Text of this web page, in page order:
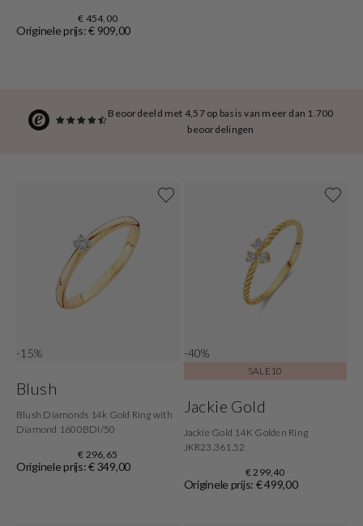
Beoordeeld met 4,57 op basis van meer dan 1.700
beoordelingen
€ 454,00
Originele prijs: € 909,00
-15%
Blush
Blush Diamonds 14k Gold Ring with
Diamond 1600BDI/50
€ 296,65
Originele prijs: € 349,00
-40%
SALE10
Jackie Gold
Jackie Gold 14K Golden Ring
JKR23.361.52
€ 299,40
Originele prijs: € 499,00